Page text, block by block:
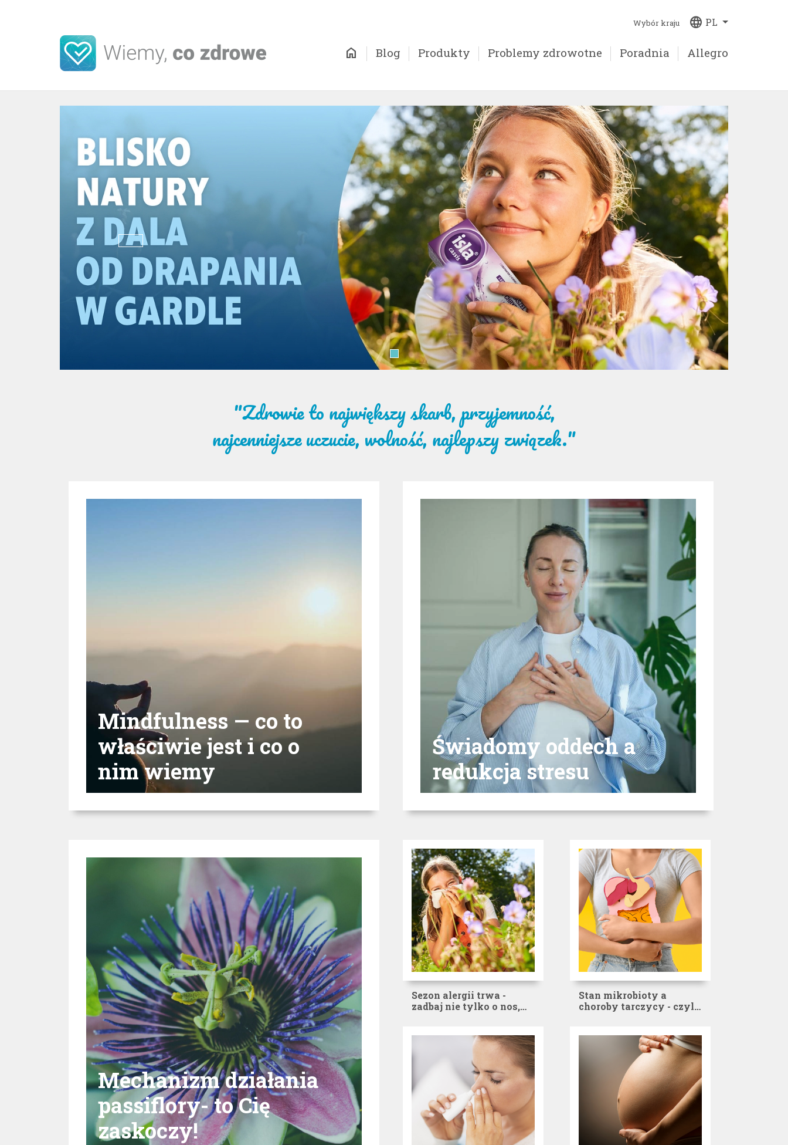
Wybór kraju language PL
home Blog Produkty Problemy zdrowotne Poradnia Allegro
"Zdrowie to największy skarb, przyjemność,
najcenniejsze uczucie, wolność, najlepszy związek."
Mindfulness — co to
właściwie jest i co o
nim wiemy
Świadomy oddech a
redukcja stresu
Mechanizm działania
passiflory- to Cię
zaskoczy!
Sezon alergii trwa -
zadbaj nie tylko o nos,
Stan mikrobioty a
choroby tarczycy - czyli